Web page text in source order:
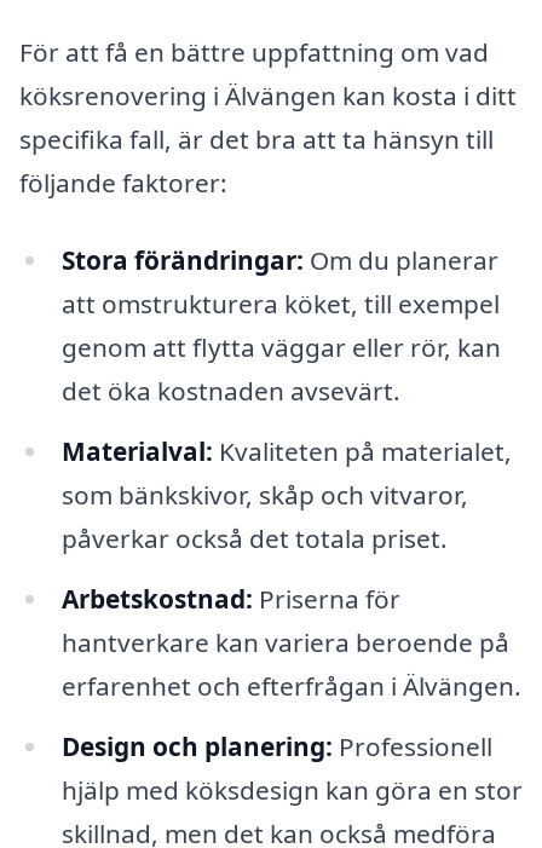
För att få en bättre uppfattning om vad
köksrenovering i Älvängen kan kosta i ditt
specifika fall, är det bra att ta hänsyn till
följande faktorer:
Stora förändringar: Om du planerar
att omstrukturera köket, till exempel
genom att flytta väggar eller rör, kan
det öka kostnaden avsevärt.
Materialval: Kvaliteten på materialet,
som bänkskivor, skåp och vitvaror,
påverkar också det totala priset.
Arbetskostnad: Priserna för
hantverkare kan variera beroende på
erfarenhet och efterfrågan i Älvängen.
Design och planering: Professionell
hjälp med köksdesign kan göra en stor
skillnad, men det kan också medföra